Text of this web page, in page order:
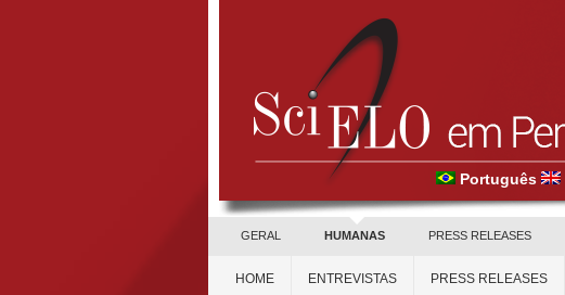
Português
GERAL HUMANAS PRESS RELEASES
HOME ENTREVISTAS PRESS RELEASES